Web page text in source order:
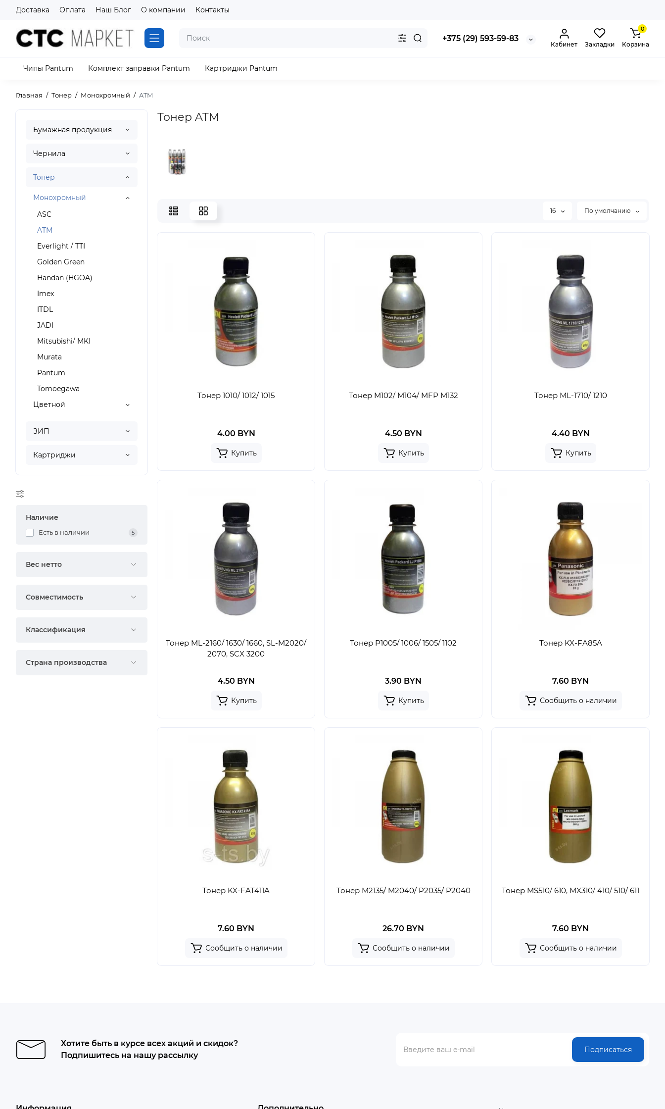
Доставка Оплата Наш Блог О компании Контакты
+375 (29) 593-59-83
Кабинет Закладки
0
Корзина
Чипы Pantum Комплект заправки Pantum Картриджи Pantum
Главная Тонер Монохромный ATM
Бумажная продукция
Чернила
Тонер
Монохромный
ASC
ATM
Everlight / TTI
Golden Green
Handan (HGOA)
Imex
ITDL
JADI
Mitsubishi/ MKI
Murata
Pantum
Tomoegawa
Цветной
ЗИП
Картриджи
Наличие
Есть в наличии 5
Вес нетто
Совместимость
Классификация
Страна производства
Тонер ATM
16 По умолчанию
Тонер 1010/ 1012/ 1015
4.00 BYN
Купить
Тонер M102/ M104/ MFP M132
4.50 BYN
Купить
Тонер ML-1710/ 1210
4.40 BYN
Купить
Тонер ML-2160/ 1630/ 1660, SL-M2020/
2070, SCX 3200
4.50 BYN
Купить
Тонер P1005/ 1006/ 1505/ 1102
3.90 BYN
Купить
Тонер KX-FA85A
7.60 BYN
Сообщить о наличии
Тонер KX-FAT411A
7.60 BYN
Сообщить о наличии
Тонер M2135/ M2040/ P2035/ P2040
26.70 BYN
Сообщить о наличии
Тонер MS510/ 610, MX310/ 410/ 510/ 611
7.60 BYN
Сообщить о наличии
Хотите быть в курсе всех акций и скидок?
Подпишитесь на нашу рассылку
Подписаться